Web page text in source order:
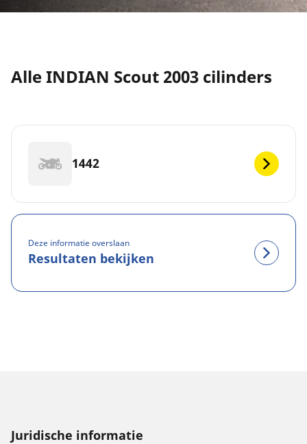
Alle INDIAN Scout 2003 cilinders
1442
Deze informatie overslaan
Resultaten bekijken
Juridische informatie